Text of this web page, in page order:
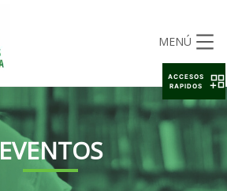
MENÚ
EVENTOS
ACCESOS
RAPIDOS